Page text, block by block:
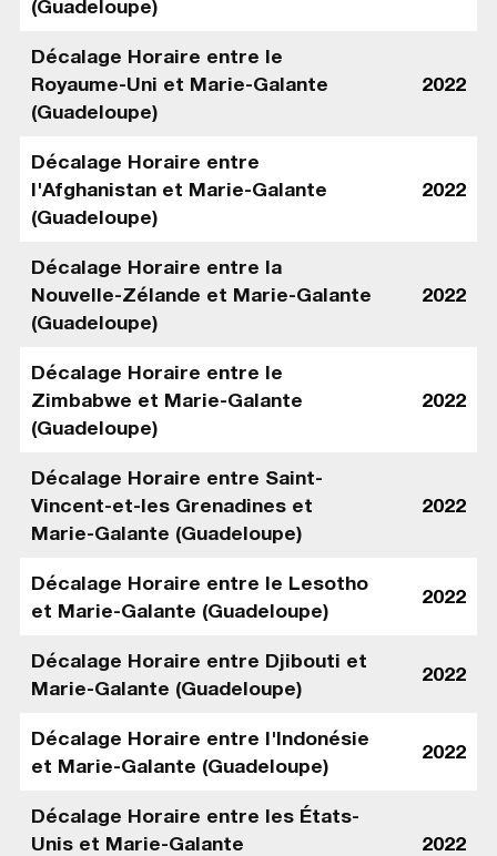
(Guadeloupe)
Décalage Horaire entre le
Royaume-Uni et Marie-Galante
(Guadeloupe)
2022
Décalage Horaire entre
l'Afghanistan et Marie-Galante
(Guadeloupe)
2022
Décalage Horaire entre la
Nouvelle-Zélande et Marie-Galante
(Guadeloupe)
2022
Décalage Horaire entre le
Zimbabwe et Marie-Galante
(Guadeloupe)
2022
Décalage Horaire entre Saint-
Vincent-et-les Grenadines et
Marie-Galante (Guadeloupe)
2022
Décalage Horaire entre le Lesotho
et Marie-Galante (Guadeloupe)
2022
Décalage Horaire entre Djibouti et
Marie-Galante (Guadeloupe)
2022
Décalage Horaire entre l'Indonésie
et Marie-Galante (Guadeloupe)
2022
Décalage Horaire entre les États-
Unis et Marie-Galante
2022